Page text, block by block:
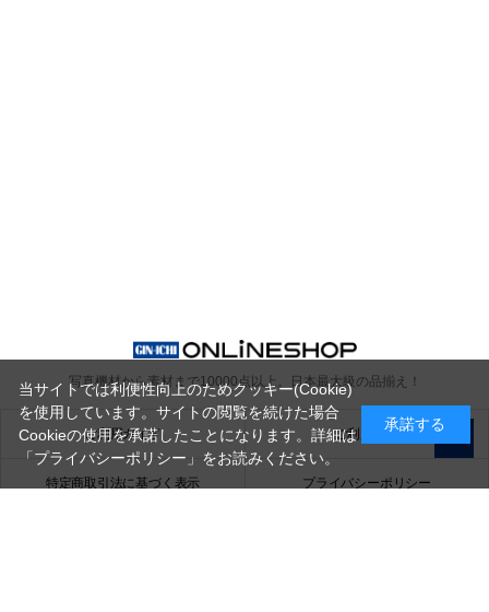
写真機材から素材まで10000点以上。 日本最大級の品揃え！
ご利用ガイド ご利用規約
特定商取引法に基づく表示 プライバシーポリシー
当サイトでは利便性向上のためクッキー(Cookie)
を使用しています。サイトの閲覧を続けた場合
Cookieの使用を承諾したことになります。詳細は
「プライバシーポリシー」 をお読みください。
承諾する